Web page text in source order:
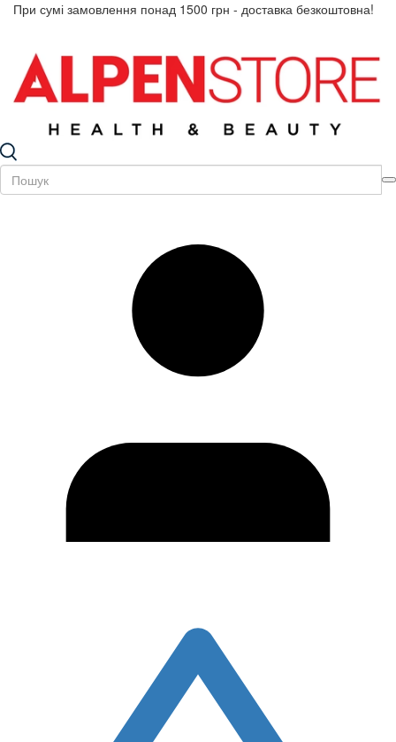
При сумі замовлення понад 1500 грн - доставка безкоштовна!